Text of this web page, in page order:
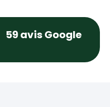
59avis Google